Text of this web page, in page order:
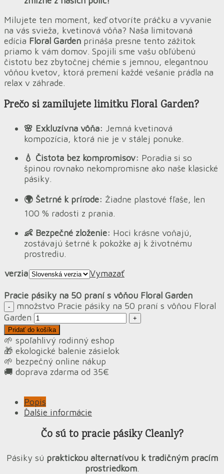
Milujete ten moment, keď otvoríte práčku a vyvanie
na vás svieža, kvetinová vôňa? Naša limitovaná
edícia Floral Garden prináša presne tento zážitok
priamo k vám domov. Spojili sme vašu obľúbenú
čistotu bez zbytočnej chémie s jemnou, elegantnou
vôňou kvetov, ktorá premení každé vešanie prádla na
relax v záhrade.
Prečo si zamilujete limitku Floral Garden?
🌸 Exkluzívna vôňa: Jemná kvetinová
kompozícia, ktorá nie je v stálej ponuke.
💧 Čistota bez kompromisov: Poradia si so
špinou rovnako nekompromisne ako naše klasické
pásiky.
🌍 Šetrné k prírode: Žiadne plastové fľaše, len
100 % radosti z prania.
👶 Bezpečné zloženie: Hoci krásne voňajú,
zostávajú šetrné k pokožke aj k životnému
prostrediu.
verzia
Vymazať
Pracie pásiky na 50 praní s vôňou Floral Garden
množstvo Pracie pásiky na 50 praní s vôňou Floral
Garden
Pridať do košíka
🌱 spoľahlivý rodinný eshop
🎁 ekologické balenie zásielok
🌱 bezpečný online nákup
🚚 doprava zdarma od 35€
Popis
Ďalšie informácie
Čo sú to pracie pásiky Cleanly?
Pásiky sú praktickou alternatívou k tradičným pracím
prostriedkom.